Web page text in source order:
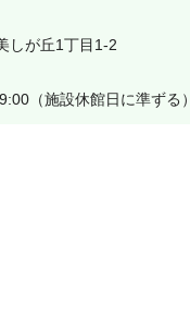
しが丘1丁目1-2
（施設休館日に準ずる）